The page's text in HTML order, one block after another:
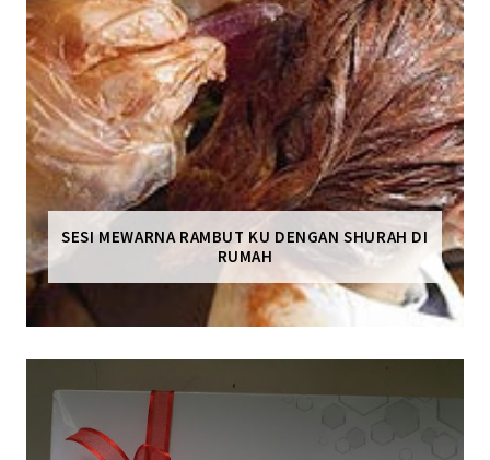
SESI MEWARNA RAMBUT KU DENGAN SHURAH DI
RUMAH